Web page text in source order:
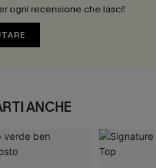
ogni recensione che lasci!
ANCHE